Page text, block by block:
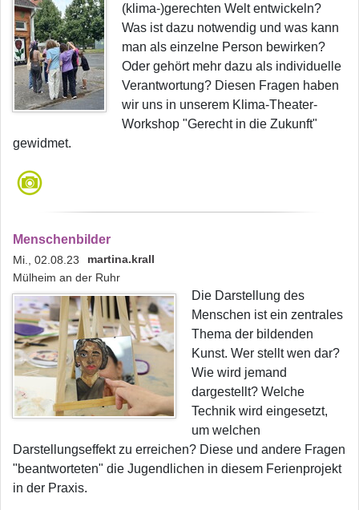
(klima-)gerechten Welt entwickeln?
Was ist dazu notwendig und was kann
man als einzelne Person bewirken?
Oder gehört mehr dazu als individuelle
Verantwortung? Diesen Fragen haben
wir uns in unserem Klima-Theater-
Workshop "Gerecht in die Zukunft"
gewidmet.
Menschenbilder
Mi., 02.08.23 martina.krall
Mülheim an der Ruhr
Die Darstellung des
Menschen ist ein zentrales
Thema der bildenden
Kunst. Wer stellt wen dar?
Wie wird jemand
dargestellt? Welche
Technik wird eingesetzt,
um welchen
Darstellungseffekt zu erreichen? Diese und andere Fragen
"beantworteten" die Jugendlichen in diesem Ferienprojekt
in der Praxis.